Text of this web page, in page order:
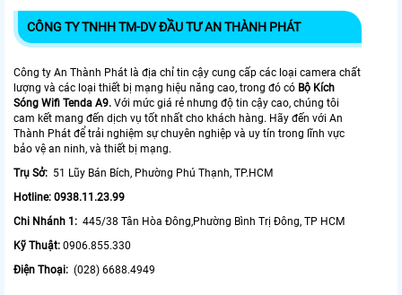
CÔNG TY TNHH TM-DV ĐẦU TƯ AN THÀNH PHÁT
Công ty An Thành Phát là địa chỉ tin cậy cung cấp các loại camera chất
lượng và các loại thiết bị mạng hiệu năng cao, trong đó có Bộ Kích
Sóng Wifi Tenda A9. Với mức giá rẻ nhưng độ tin cậy cao, chúng tôi
cam kết mang đến dịch vụ tốt nhất cho khách hàng. Hãy đến với An
Thành Phát để trải nghiệm sự chuyên nghiệp và uy tín trong lĩnh vực
bảo vệ an ninh, và thiết bị mạng.
Trụ Sở: 51 Lũy Bán Bích, Phường Phú Thạnh, TP.HCM
Hotline: 0938.11.23.99
Chi Nhánh 1: 445/38 Tân Hòa Đông,Phường Bình Trị Đông, TP HCM
Kỹ Thuật: 0906.855.330
Điện Thoại: (028) 6688.4949